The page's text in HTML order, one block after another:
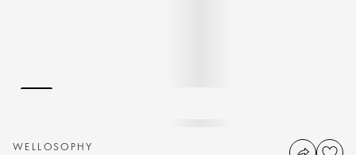
WELLOSOPHY